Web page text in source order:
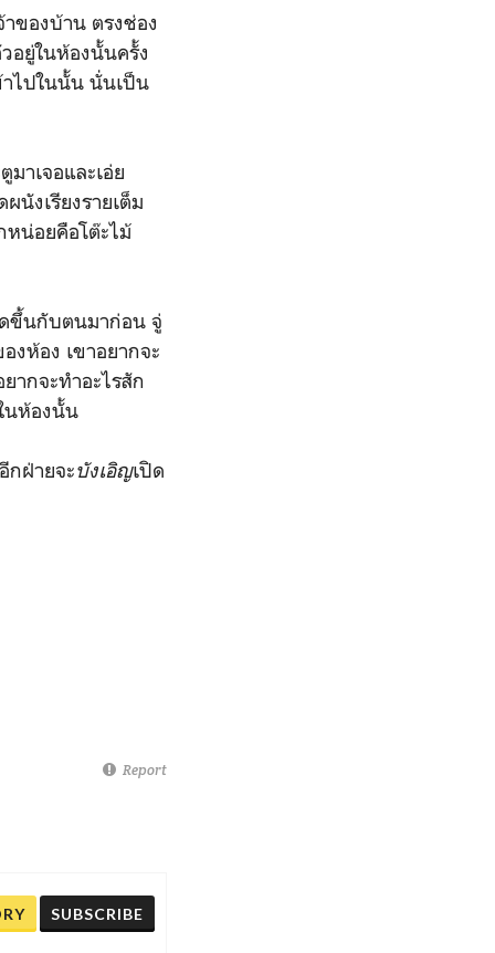
ของบ้าน ตรงช่อง
อยู่ในห้องนั้นครั้ง
าไปในนั้น นั่นเป็น
มาเจอและเอ่ย
นังเรียงรายเต็ม
หน่อยคือโต๊ะไม้
ดขึ้นกับตนมาก่อน จู่
งห้อง เขาอยากจะ
ากจะทำอะไรสัก
นห้องนั้น
กฝ่ายจะบังเอิญเปิด
Report
SUBSCRIBE